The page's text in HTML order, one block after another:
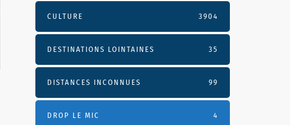
CULTURE 3904
DESTINATIONS LOINTAINES 35
DISTANCES INCONNUES 99
DROP LE MIC 4